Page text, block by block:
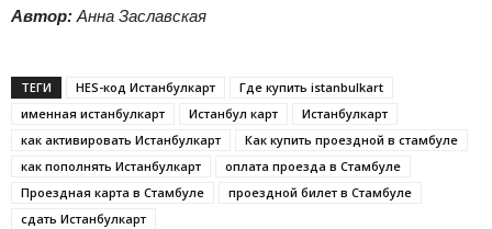
Автор:Анна Заславская
ТЕГИ HES-код Истанбулкарт
Где купить istanbulkart
именная истанбулкарт
Истанбул карт
Истанбулкарт
как активировать Истанбулкарт
Как купить проездной в стамбуле
как пополнять Истанбулкарт
оплата проезда в Стамбуле
Проездная карта в Стамбуле
проездной билет в Стамбуле
сдать Истанбулкарт